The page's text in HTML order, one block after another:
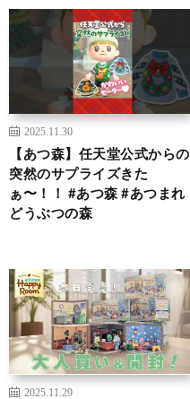
2025.11.30
【あつ森】任天堂公式からの
突然のサプライズきた
ぁ〜！！ #あつ森 #あつまれ
どうぶつの森
2025.11.29